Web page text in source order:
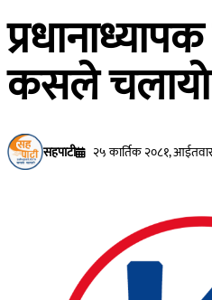
कसले चलायाे
सहपाटी २५ कार्तिक २०८१,